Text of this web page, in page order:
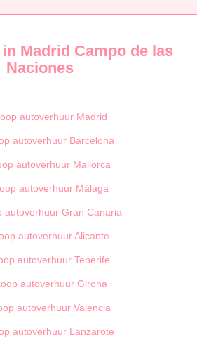
Madrid Campo de las
Naciones
autoverhuur Madrid
autoverhuur Barcelona
autoverhuur Mallorca
autoverhuur Málaga
autoverhuur Gran Canaria
autoverhuur Alicante
autoverhuur Tenerife
autoverhuur Girona
autoverhuur Valencia
autoverhuur Lanzarote